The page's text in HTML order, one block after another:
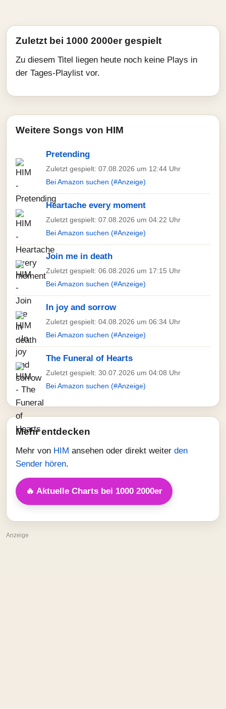
Zuletzt bei 1000 2000er gespielt
Zu diesem Titel liegen heute noch keine Plays in
der Tages-Playlist vor.
Weitere Songs von HIM
Pretending
Zuletzt gespielt: 07.08.2026 um 12:44 Uhr
Bei Amazon suchen (#Anzeige)
Heartache every moment
Zuletzt gespielt: 07.08.2026 um 04:22 Uhr
Bei Amazon suchen (#Anzeige)
Join me in death
Zuletzt gespielt: 06.08.2026 um 17:15 Uhr
Bei Amazon suchen (#Anzeige)
In joy and sorrow
Zuletzt gespielt: 04.08.2026 um 06:34 Uhr
Bei Amazon suchen (#Anzeige)
The Funeral of Hearts
Zuletzt gespielt: 30.07.2026 um 04:08 Uhr
Bei Amazon suchen (#Anzeige)
Mehr entdecken
Mehr von HIM ansehen oder direkt weiter den
Sender hören.
🔥 Aktuelle Charts bei 1000 2000er
Anzeige